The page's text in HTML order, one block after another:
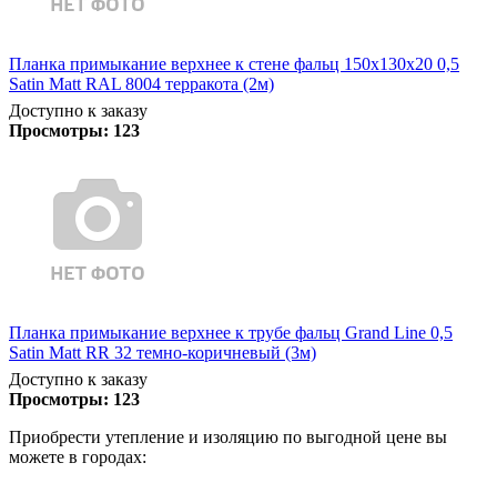
Планка примыкание верхнее к стене фальц 150х130х20 0,5
Satin Matt RAL 8004 терракота (2м)
Доступно к заказу
Просмотры: 123
Планка примыкание верхнее к трубе фальц Grand Line 0,5
Satin Matt RR 32 темно-коричневый (3м)
Доступно к заказу
Просмотры: 123
Приобрести утепление и изоляцию по выгодной цене вы
можете в городах: